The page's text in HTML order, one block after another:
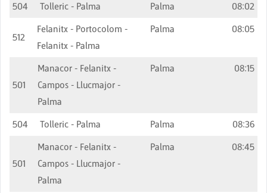
504 Tolleric - Palma Palma 08:02
512
Felanitx - Portocolom -
Felanitx - Palma
Palma 08:05
501
Manacor - Felanitx -
Campos - Llucmajor -
Palma
Palma 08:15
504 Tolleric - Palma Palma 08:36
501
Manacor - Felanitx -
Campos - Llucmajor -
Palma
Palma 08:45